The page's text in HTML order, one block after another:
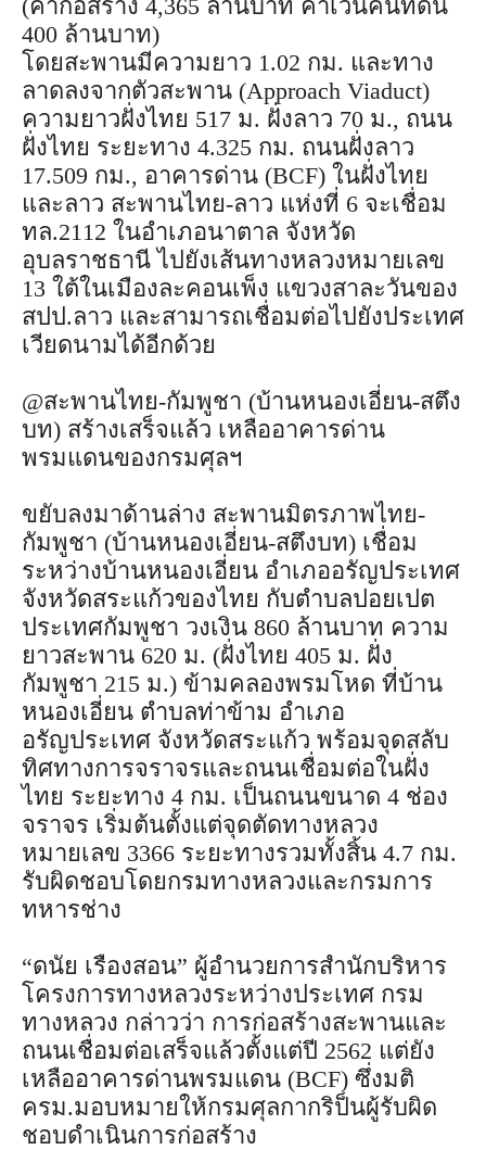
(ค่าก่อสร้าง 4,365 ล้านบาท ค่าเวนคืนที่ดิน
400 ล้านบาท)
โดยสะพานมีความยาว 1.02 กม. และทาง
ลาดลงจากตัวสะพาน (Approach Viaduct)
ความยาวฝั่งไทย 517 ม. ฝั่งลาว 70 ม., ถนน
ฝั่งไทย ระยะทาง 4.325 กม. ถนนฝั่งลาว
17.509 กม., อาคารด่าน (BCF) ในฝั่งไทย
และลาว สะพานไทย-ลาว แห่งที่ 6 จะเชื่อม
ทล.2112 ในอำเภอนาตาล จังหวัด
อุบลราชธานี ไปยังเส้นทางหลวงหมายเลข
13 ใต้ในเมืองละคอนเพ็ง แขวงสาละวันของ
สปป.ลาว และสามารถเชื่อมต่อไปยังประเทศ
เวียดนามได้อีกด้วย
@สะพานไทย-กัมพูชา (บ้านหนองเอี่ยน-สตึง
บท) สร้างเสร็จแล้ว เหลืออาคารด่าน
พรมแดนของกรมศุลฯ
ขยับลงมาด้านล่าง สะพานมิตรภาพไทย-
กัมพูชา (บ้านหนองเอี่ยน-สตึงบท) เชื่อม
ระหว่างบ้านหนองเอี่ยน อำเภออรัญประเทศ
จังหวัดสระแก้วของไทย กับตำบลปอยเปต
ประเทศกัมพูชา วงเงิน 860 ล้านบาท ความ
ยาวสะพาน 620 ม. (ฝั่งไทย 405 ม. ฝั่ง
กัมพูชา 215 ม.) ข้ามคลองพรมโหด ที่บ้าน
หนองเอี่ยน ตำบลท่าข้าม อำเภอ
อรัญประเทศ จังหวัดสระแก้ว พร้อมจุดสลับ
ทิศทางการจราจรและถนนเชื่อมต่อในฝั่ง
ไทย ระยะทาง 4 กม. เป็นถนนขนาด 4 ช่อง
จราจร เริ่มต้นตั้งแต่จุดตัดทางหลวง
หมายเลข 3366 ระยะทางรวมทั้งสิ้น 4.7 กม.
รับผิดชอบโดยกรมทางหลวงและกรมการ
ทหารช่าง
“ดนัย เรืองสอน” ผู้อำนวยการสำนักบริหาร
โครงการทางหลวงระหว่างประเทศ กรม
ทางหลวง กล่าวว่า การก่อสร้างสะพานและ
ถนนเชื่อมต่อเสร็จแล้วตั้งแต่ปี 2562 แต่ยัง
เหลืออาคารด่านพรมแดน (BCF) ซึ่งมติ
ครม.มอบหมายให้กรมศุลกากริป็นผู้รับผิด
ชอบดำเนินการก่อสร้าง